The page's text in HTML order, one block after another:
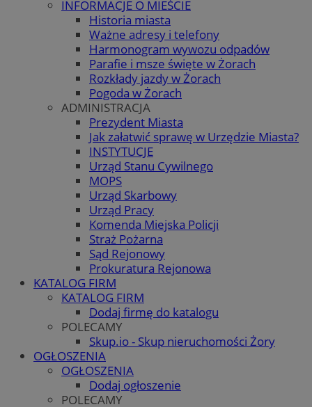
INFORMACJE O MIEŚCIE
Historia miasta
Ważne adresy i telefony
Harmonogram wywozu odpadów
Parafie i msze święte w Żorach
Rozkłady jazdy w Żorach
Pogoda w Żorach
ADMINISTRACJA
Prezydent Miasta
Jak załatwić sprawę w Urzędzie Miasta?
INSTYTUCJE
Urząd Stanu Cywilnego
MOPS
Urząd Skarbowy
Urząd Pracy
Komenda Miejska Policji
Straż Pożarna
Sąd Rejonowy
Prokuratura Rejonowa
KATALOG FIRM
KATALOG FIRM
Dodaj firmę do katalogu
POLECAMY
Skup.io - Skup nieruchomości Żory
OGŁOSZENIA
OGŁOSZENIA
Dodaj ogłoszenie
POLECAMY